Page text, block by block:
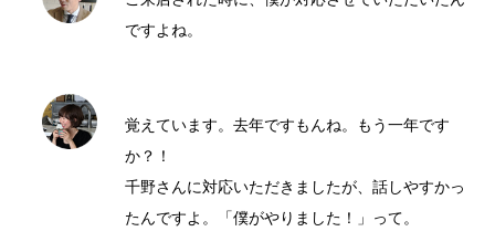
ですよね。
覚えています。去年ですもんね。もう一年です
か？！
千野さんに対応いただきましたが、話しやすかっ
たんですよ。「僕がやりました！」って。